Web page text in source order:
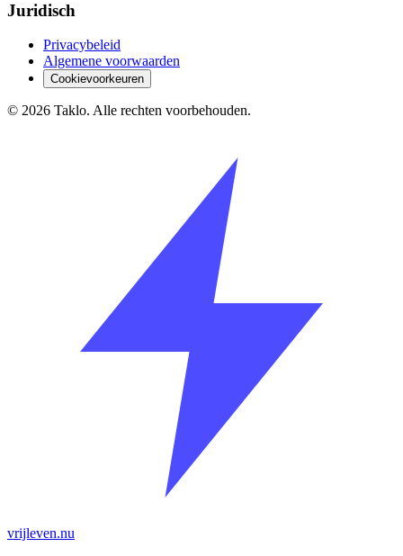
Juridisch
Privacybeleid
Algemene voorwaarden
Cookievoorkeuren
© 2026 Taklo. Alle rechten voorbehouden.
vrijleven.nu